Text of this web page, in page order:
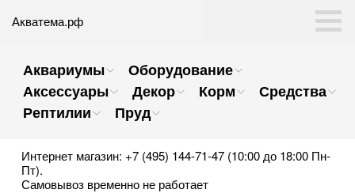
Акватема.рф
Аквариумы
Оборудование
Аксессуары
Декор Корм
Средства
Рептилии
Пруд
Интернет магазин: +7 (495) 144-71-47 (10:00 до 18:00 Пн-
Пт).
Самовывоз временно не работает